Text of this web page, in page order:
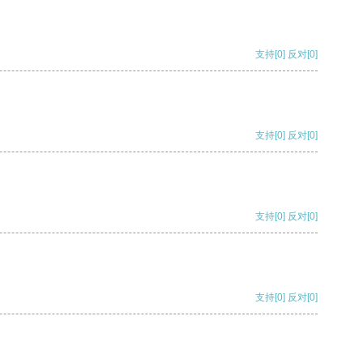
支持[0] 反对[0]
支持[0] 反对[0]
支持[0] 反对[0]
支持[0] 反对[0]